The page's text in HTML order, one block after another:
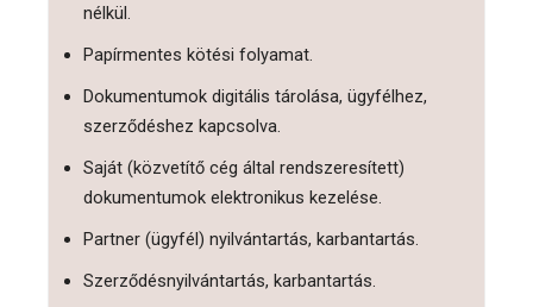
nélkül.
Papírmentes kötési folyamat.
Dokumentumok digitális tárolása, ügyfélhez,
szerződéshez kapcsolva.
Saját (közvetítő cég által rendszeresített)
dokumentumok elektronikus kezelése.
Partner (ügyfél) nyilvántartás, karbantartás.
Szerződésnyilvántartás, karbantartás.